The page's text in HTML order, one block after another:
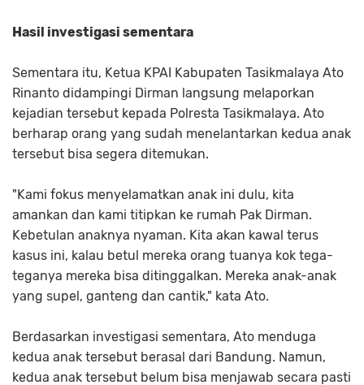
Hasil investigasi sementara
Sementara itu, Ketua KPAI Kabupaten Tasikmalaya Ato
Rinanto didampingi Dirman langsung melaporkan
kejadian tersebut kepada Polresta Tasikmalaya. Ato
berharap orang yang sudah menelantarkan kedua anak
tersebut bisa segera ditemukan.
"Kami fokus menyelamatkan anak ini dulu, kita
amankan dan kami titipkan ke rumah Pak Dirman.
Kebetulan anaknya nyaman. Kita akan kawal terus
kasus ini, kalau betul mereka orang tuanya kok tega-
teganya mereka bisa ditinggalkan. Mereka anak-anak
yang supel, ganteng dan cantik," kata Ato.
Berdasarkan investigasi sementara, Ato menduga
kedua anak tersebut berasal dari Bandung. Namun,
kedua anak tersebut belum bisa menjawab secara pasti